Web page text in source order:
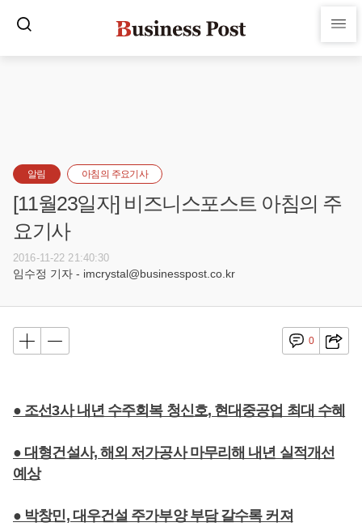
알림 아침의 주요기사
[11월23일자] 비즈니스포스트 아침의 주
요기사
2016-11-22 21:40:30
임수정 기자 - imcrystal@businesspost.co.kr
0
● 조선3사 내년 수주회복 청신호, 현대중공업 최대 수혜
● 대형건설사, 해외 저가공사 마무리해 내년 실적개선
예상
● 박창민, 대우건설 주가부양 부담 갈수록 커져